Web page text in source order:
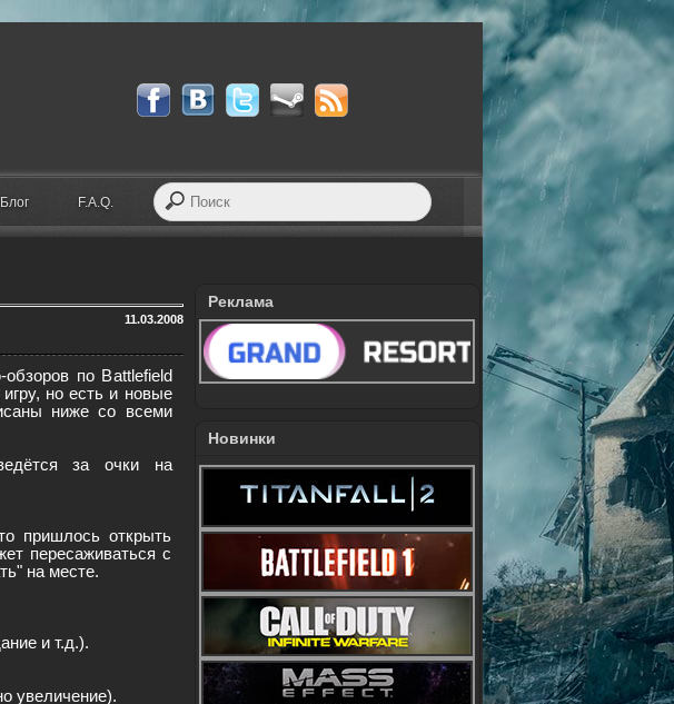
Блог F.A.Q.
11.03.2008
по Battlefield
но есть и новые
ниже со всеми
за очки на
пришлось открыть
пересаживаться с
на месте.
и т.д.).
увеличение).
Реклама
Новинки